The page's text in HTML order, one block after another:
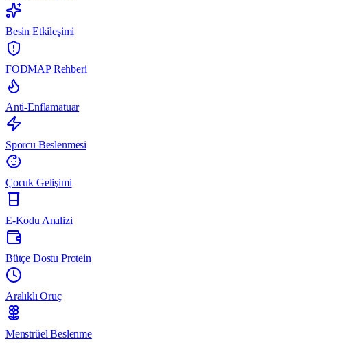
Besin Etkileşimi
FODMAP Rehberi
Anti-Enflamatuar
Sporcu Beslenmesi
Çocuk Gelişimi
E-Kodu Analizi
Bütçe Dostu Protein
Aralıklı Oruç
Menstrüel Beslenme